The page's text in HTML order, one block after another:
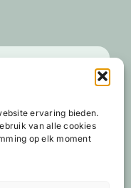
ervaring bieden.
van alle cookies
op elk moment
en onze
contact met je